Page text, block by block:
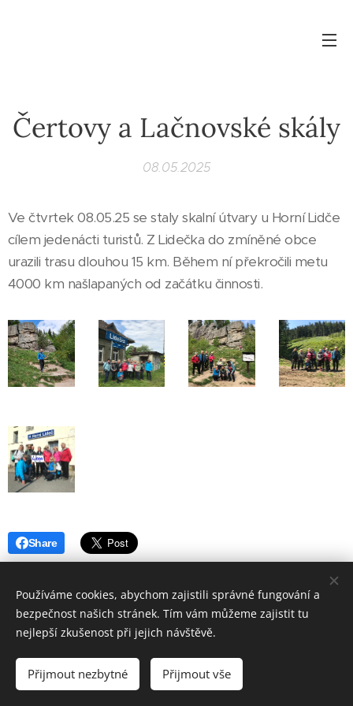
Čertovy a Lačnovské skály
08.05.2025
Ve čtvrtek 08.05.25 se staly skalní útvary u Horní Lidče
cílem jedenácti turistů. Z Lidečka do zmíněné obce
urazili trasu dlouhou 15 km. Během ní překročili metu
4000 km našlapaných od začátku činnosti.
Share
© 2019 Hostinec u nádraží Červenka | Všechna práva vyhrazena
Vytvořeno službouWebnode
Používáme cookies, abychom zajistili správné fungování a
bezpečnost našich stránek. Tím vám můžeme zajistit tu
nejlepší zkušenost při jejich návštěvě.
Přijmout nezbytné Přijmout vše